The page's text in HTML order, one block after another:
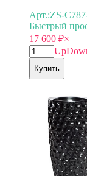
Арт.:ZS-
Быстрый
17 600 ₽×
Up
Купить